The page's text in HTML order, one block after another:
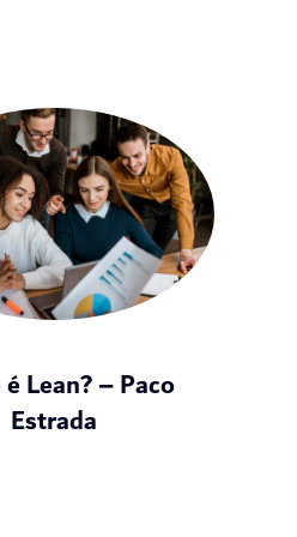
Lean? – Paco
Estrada